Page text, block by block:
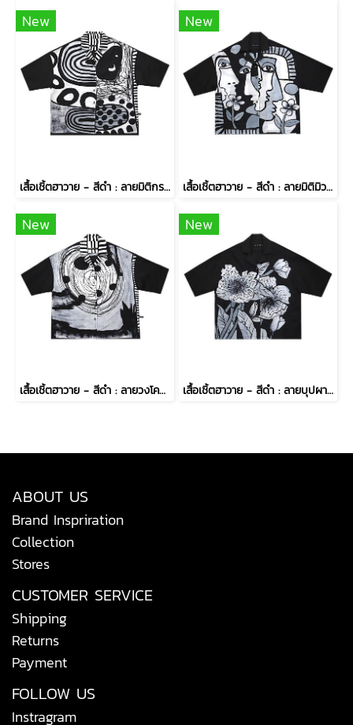
New
เสื้อเชิ้ตฮาวาย - สีดำ : ลายมิติกราฟิกรัตติกาล
New
เสื้อเชิ้ตฮาวาย - สีดำ : ลายมิติมิวส์สบตากับปทุมมาคราม
New
เสื้อเชิ้ตฮาวาย - สีดำ : ลายวงโคจรรัตติกาล
New
เสื้อเชิ้ตฮาวาย - สีดำ : ลายบุปผารัตติกาล
ABOUT US
Brand Inspriration
Collection
Stores
CUSTOMER SERVICE
Shipping
Returns
Payment
FOLLOW US
Instragram